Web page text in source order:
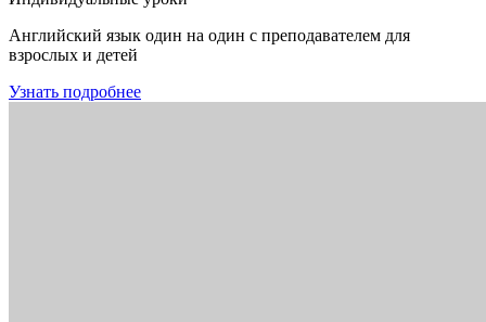
Английский язык один на один с преподавателем для
взрослых и детей
Узнать подробнее